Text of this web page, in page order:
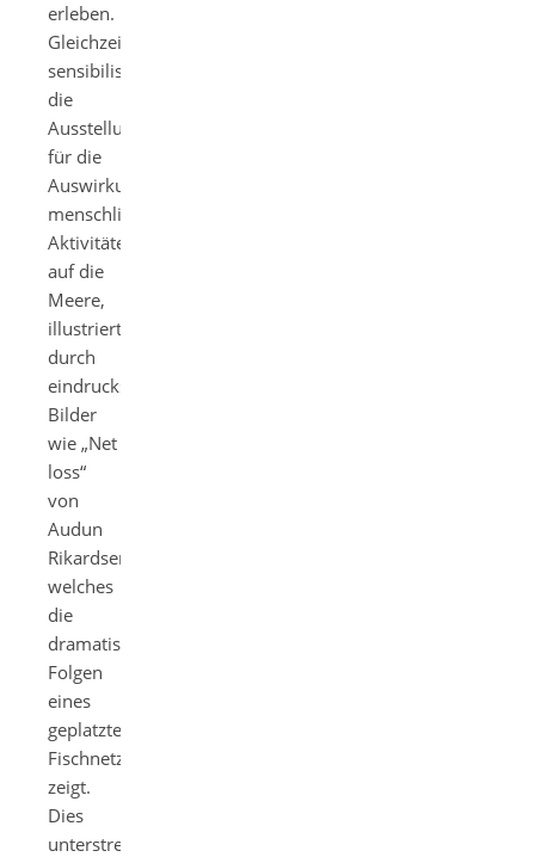
erleben.
Gleichzeitig
sensibilisiert
die
Ausstellung
für die
Auswirkungen
menschlicher
Aktivitäten
auf die
Meere,
illustriert
durch
eindrucksvolle
Bilder
wie „Net
loss“
von
Audun
Rikardsen,
welches
die
dramatischen
Folgen
eines
geplatzten
Fischnetzes
zeigt.
Dies
unterstreicht